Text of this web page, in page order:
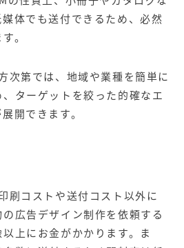
体でも送付できるため、必然
。
次第では、地域や業種を簡単に
ターゲットを絞った的確なエ
開できます。
刷コストや送付コスト以外に
広告デザイン制作を依頼する
上にお金がかかります。ま